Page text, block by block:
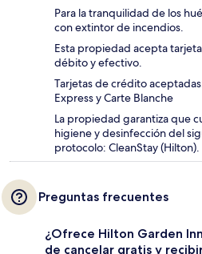
Para la tranquilidad de los
con extintor de incendios.
Esta propiedad acepta
débito y efectivo.
Tarjetas de crédito
Express y Carte Blanche
La propiedad garantiza que
higiene y desinfección del
protocolo: CleanStay (Hilton).
Preguntas frecuentes
¿Ofrece Hilton Garden
de cancelar gratis y